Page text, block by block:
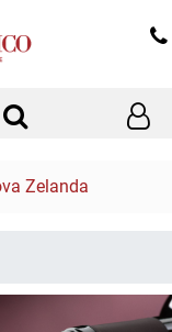
Zelanda